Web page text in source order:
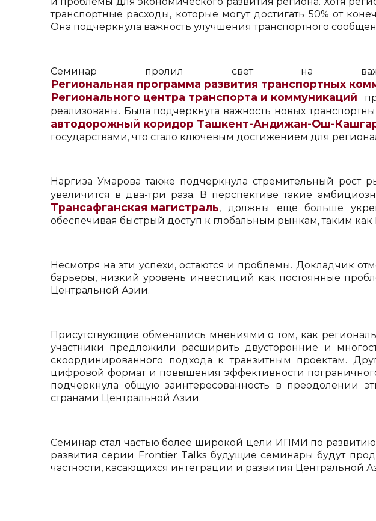
транспортные расходы, которые могут достигать 50% от
Она подчеркнула важность улучшения транспортного
Семинар пролил свет на
Региональная программа развития транспортных
Регионального центра транспорта и коммуникаций
реализованы. Была подчеркнута важность новых
автодорожный коридор Ташкент-Андижан-Ош-
государствами, что стало ключевым достижением для
Наргиза Умарова также подчеркнула стремительный рост
увеличится в два-три раза. В перспективе такие
Трансафганская магистраль, должны еще больше
обеспечивая быстрый доступ к глобальным рынкам, таким
Несмотря на эти успехи, остаются и проблемы. Докладчик
барьеры, низкий уровень инвестиций как постоянные
Центральной Азии.
Присутствующие обменялись мнениями о том, как
участники предложили расширить двусторонние и
скоординированного подхода к транзитным проектам.
цифровой формат и повышения эффективности
подчеркнула общую заинтересованность в преодолении
странами Центральной Азии.
Семинар стал частью более широкой цели ИПМИ по
развития серии Frontier Talks будущие семинары будут
частности, касающихся интеграции и развития Центральной